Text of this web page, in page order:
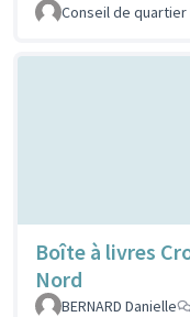
Conseil de
Boîte à livres
Nord
BERNARD Danielle